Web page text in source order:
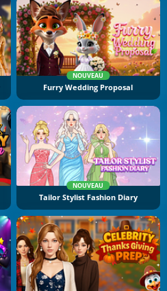
NOUVEAU
Furry Wedding Proposal
NOUVEAU
Tailor Stylist Fashion Diary